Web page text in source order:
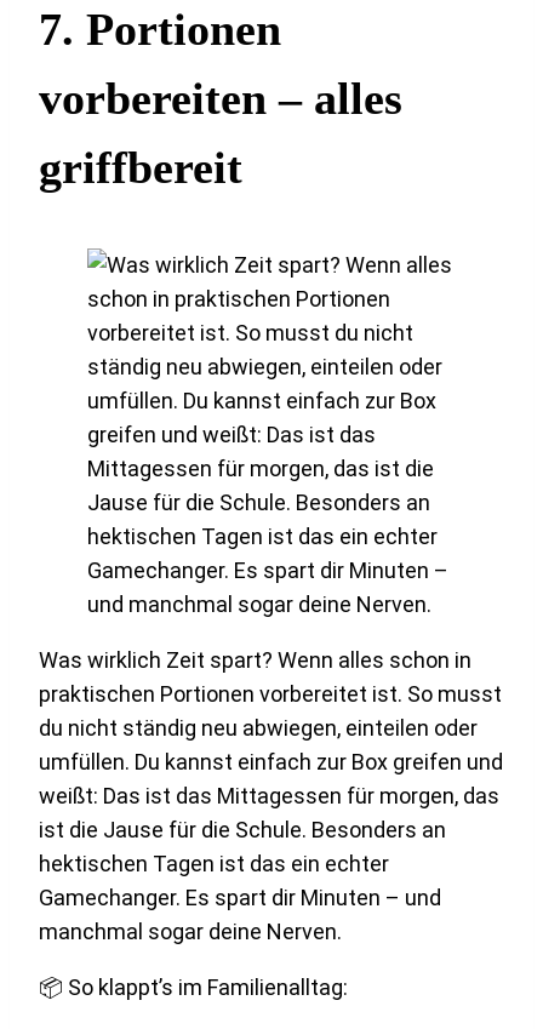
7. Portionen
vorbereiten – alles
griffbereit
Was wirklich Zeit spart? Wenn alles schon in
praktischen Portionen vorbereitet ist. So musst
du nicht ständig neu abwiegen, einteilen oder
umfüllen. Du kannst einfach zur Box greifen und
weißt: Das ist das Mittagessen für morgen, das
ist die Jause für die Schule. Besonders an
hektischen Tagen ist das ein echter
Gamechanger. Es spart dir Minuten – und
manchmal sogar deine Nerven.
📦 So klappt’s im Familienalltag: